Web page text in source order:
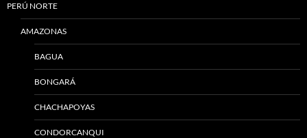
PERÚ NORTE
AMAZONAS
BAGUA
BONGARÁ
CHACHAPOYAS
CONDORCANQUI